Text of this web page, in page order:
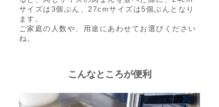
サイズは3個ぶん、27cmサイズは5個ぶんとなり
ます。
ご家庭の人数や、用途にあわせてお選びください
ね。
こんなところが便利